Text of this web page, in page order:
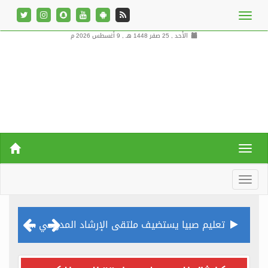
الأحد , 25 صفر 1448 هـ , 9 أغسطس 2026 م
تعليم صبيا يستضيف ملتقى الإرشاد المدرسي غداً
وزارة الشؤون الإسلامية تقيم برنامج “الأمن الفكري” في مساجد السيح